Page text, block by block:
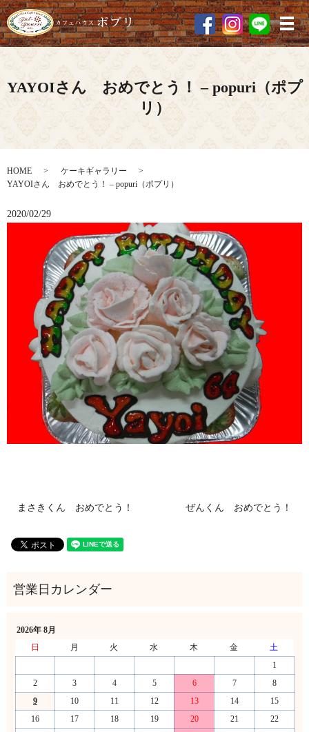
メ
YAYOIさん おめでとう！ – popuri（ポプ
リ）
HOME
ケーキギャラリー
YAYOIさん おめでとう！ – popuri（ポプリ）
2020/02/29
まさきくん おめでとう！ ぜんくん おめでとう！
2026年 8月
日
月 火 水 木 金
土
1
2
3 4 5 6 7
8
9
10 11 12 13 14
15
16
17 18 19 20 21
22